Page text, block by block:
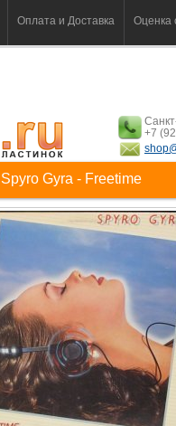
Оплата и Доставка Оценка
+7
Spyro Gyra - Freetime